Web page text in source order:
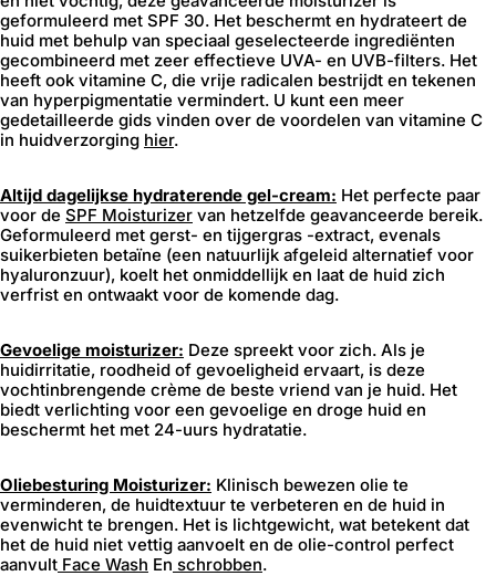
geformuleerd met SPF 30. Het beschermt en hydrateert de
huid met behulp van speciaal geselecteerde ingrediënten
gecombineerd met zeer effectieve UVA- en UVB-filters. Het
heeft ook vitamine C, die vrije radicalen bestrijdt en tekenen
van hyperpigmentatie vermindert. U kunt een meer
gedetailleerde gids vinden over de voordelen van vitamine C
in huidverzorging hier.
Altijd dagelijkse hydraterende gel-cream: Het perfecte paar
voor de SPF Moisturizer van hetzelfde geavanceerde bereik.
Geformuleerd met gerst- en tijgergras -extract, evenals
suikerbieten betaïne (een natuurlijk afgeleid alternatief voor
hyaluronzuur), koelt het onmiddellijk en laat de huid zich
verfrist en ontwaakt voor de komende dag.
Gevoelige moisturizer: Deze spreekt voor zich. Als je
huidirritatie, roodheid of gevoeligheid ervaart, is deze
vochtinbrengende crème de beste vriend van je huid. Het
biedt verlichting voor een gevoelige en droge huid en
beschermt het met 24-uurs hydratatie.
Oliebesturing Moisturizer: Klinisch bewezen olie te
verminderen, de huidtextuur te verbeteren en de huid in
evenwicht te brengen. Het is lichtgewicht, wat betekent dat
het de huid niet vettig aanvoelt en de olie-control perfect
aanvult Face Wash En schrobben.